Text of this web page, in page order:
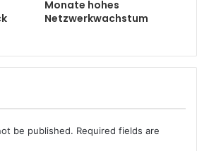
Monate hohes
Netzwerkwachstum
be published. Required fields are